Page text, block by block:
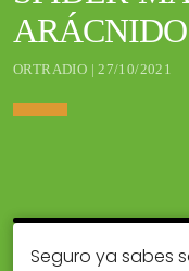
ORTRADIO | 27/10/2021
Seguro ya sabes